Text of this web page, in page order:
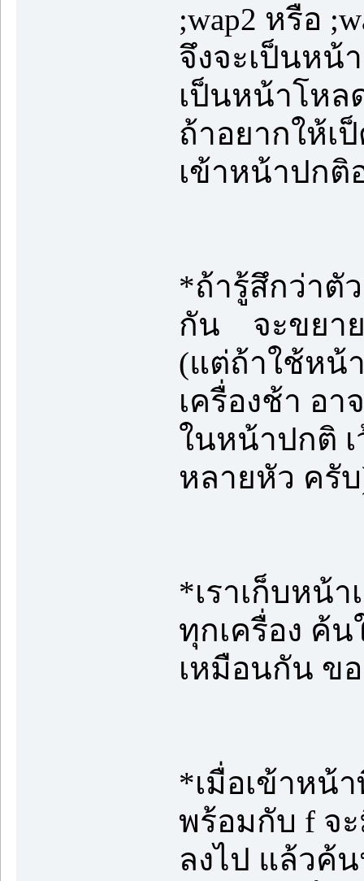
;wap2 หรือ
จึงจะเป็นหน้
เป็นหน้าโห
ถ้าอยากให้เ
เข้าหน้าปกติ
*ถ้ารู้สึกว่าตั
กัน จะขยาย
(แต่ถ้าใช้หน้
เครื่องช้า อ
ในหน้าปกติ เ
หลายหัว ครั
*เราเก็บหน้า
ทุกเครื่อง ค้น
เหมือนกัน ขอ
*เมื่อเข้าหน้
พร้อมกับ f จ
ลงไป แล้วค้